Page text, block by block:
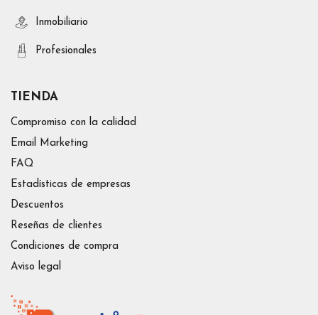
Inmobiliario
Profesionales
TIENDA
Compromiso con la calidad
Email Marketing
FAQ
Estadísticas de empresas
Descuentos
Reseñas de clientes
Condiciones de compra
Aviso legal